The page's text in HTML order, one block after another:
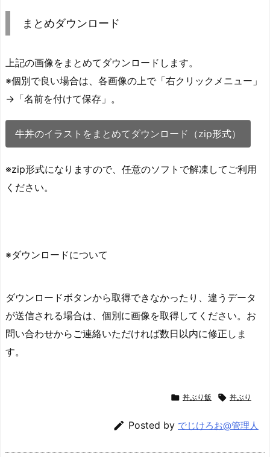
まとめダウンロード
上記の画像をまとめてダウンロードします。
※個別で良い場合は、各画像の上で「右クリックメニュー」
→「名前を付けて保存」。
牛丼のイラストをまとめてダウンロード（zip形式）
※zip形式になりますので、任意のソフトで解凍してご利用
ください。
※ダウンロードについて
ダウンロードボタンから取得できなかったり、違うデータ
が送信される場合は、個別に画像を取得してください。お
問い合わせからご連絡いただければ数日以内に修正しま
す。
 丼ぶり飯  丼ぶり
 Posted by でじけろお@管理人